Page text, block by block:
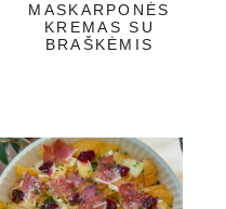
MASKARPONĖS
KREMAS SU
BRAŠKĖMIS